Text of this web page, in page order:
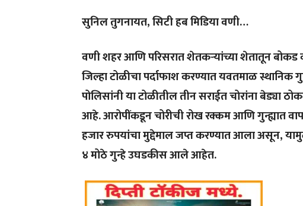
सुनिल तुगनायत, सिटी हब मिडिया वणी…
वणी शहर आणि परिसरात शेतकऱ्यांच्या शेतातून
जिल्हा टोळीचा पर्दाफाश करण्यात यवतमाळ
पोलिसांनी या टोळीतील तीन सराईत चोरांना बेड्या
आहे. आरोपींकडून चोरीची रोख रक्कम आणि गुन्ह्यात
हजार रुपयांचा मुद्देमाल जप्त करण्यात आला असून,
४ मोठे गुन्हे उघडकीस आले आहेत.